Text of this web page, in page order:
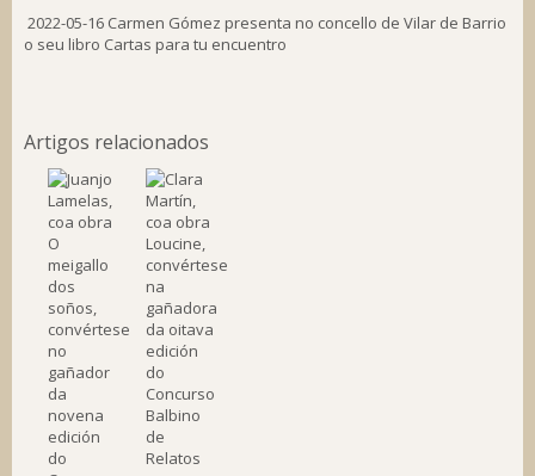
2022-05-16 Carmen Gómez presenta no concello de Vilar de Barrio
o seu libro Cartas para tu encuentro
Artigos relacionados